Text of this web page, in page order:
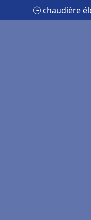
🕒 chaudière